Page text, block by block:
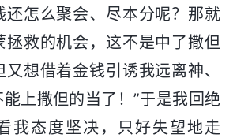
还怎么聚会、尽本分呢？那就
拯救的机会，这不是中了撒但
想借着金钱引诱我远离神、
上撒但的当了！”于是我回绝
我态度坚决，只好失望地走